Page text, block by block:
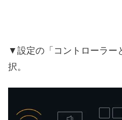
▼設定の「コントローラー
択。